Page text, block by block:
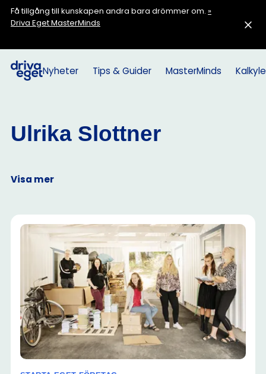
Få tillgång till kunskapen andra bara drömmer om. »
Driva Eget MasterMinds
Nyheter Tips & Guider MasterMinds
Ulrika Slottner
Visa mer